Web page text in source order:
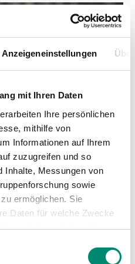
Anzeigeneinstellungen
mit Ihren Daten
Ihre persönlichen
mithilfe von
Informationen auf Ihrem
zuzugreifen und so
Inhalte, Messungen von
sowie
ermöglichen. Sie
Daten für welche Zwecke
jederzeit über die
(6)